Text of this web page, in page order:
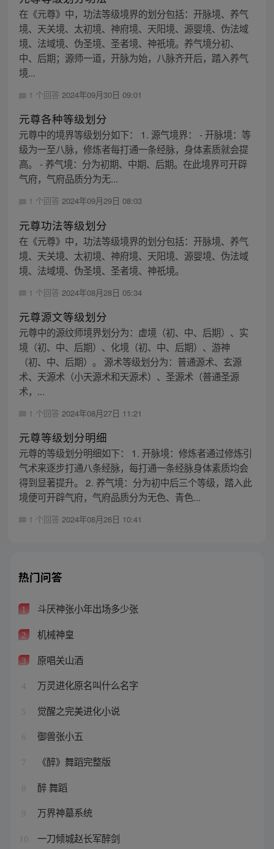
在《元尊》中，功法等级境界的划分包括：开脉境、养气
境、天关境、太初境、神府境、天阳境、源婴境、伪法域
境、法域境、伪圣境、圣者境、神祇境。养气境分初、
中、后期；源师一道，开脉为始，八脉齐开后，踏入养气
境...
1 个回答 2024年09月30日 09:01
元尊各种等级划分
元尊中的境界等级划分如下： 1. 源气境界： - 开脉境：等
级为一至八脉，修炼者每打通一条经脉，身体素质就会提
高。 - 养气境：分为初期、中期、后期。在此境界可开辟
气府，气府品质分为无...
1 个回答 2024年09月29日 08:03
元尊功法等级划分
在《元尊》中，功法等级境界的划分包括：开脉境、养气
境、天关境、太初境、神府境、天阳境、源婴境、伪法域
境、法域境、伪圣境、圣者境、神祇境。
1 个回答 2024年08月28日 05:34
元尊源文等级划分
元尊中的源纹师境界划分为：虚境（初、中、后期）、实
境（初、中、后期）、化境（初、中、后期）、游神
（初、中、后期）。 源术等级划分为：普通源术、玄源
术、天源术（小天源术和天源术）、圣源术（普通圣源
术，...
1 个回答 2024年08月27日 11:21
元尊等级划分明细
元尊的等级划分明细如下： 1. 开脉境：修炼者通过修炼引
气术来逐步打通八条经脉，每打通一条经脉身体素质均会
得到显著提升。 2. 养气境：分为初中后三个等级，踏入此
境便可开辟气府，气府品质分为无色、青色...
1 个回答 2024年08月26日 10:41
热门问答
1 斗厌神张小年出场多少张
2 机械神皇
3 原唱关山酒
4 万灵进化原名叫什么名字
5 觉醒之完美进化小说
6 御兽张小五
7 《醉》舞蹈完整版
8 醉 舞蹈
9 万界神墓系统
10 一刀倾城赵长军醉剑